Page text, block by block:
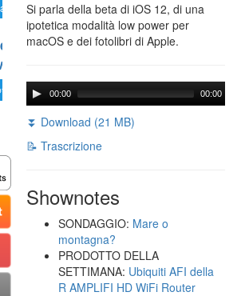
Si parla della beta di iOS 12, di una
ipotetica modalità low power per
macOS e dei fotolibri di Apple.
00:00 00:00
⏬ Download (21 MB)
📝 Trascrizione
Shownotes
SONDAGGIO: Mare o
montagna?
PRODOTTO DELLA
SETTIMANA: Ubiquiti AFI della
R AMPLIFI HD WiFi Router